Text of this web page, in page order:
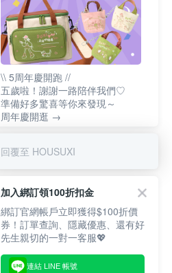
\\ 5周年慶開跑 //
五歲啦！謝謝一路陪伴我們♡
準備好多驚喜等你來發現～
周年慶開逛 →
回覆至 HOUSUXI
加入綁訂領100折扣金
綁訂官網帳戶立即獲得$100折價
券！訂單查詢、隱藏優惠、還有好
先生親切的一對一客服💖
連結 LINE 帳號